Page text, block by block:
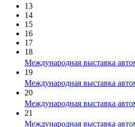
13
14
15
16
17
18
Международная выставка
19
Международная выставка
20
Международная выставка
21
Международная выставка